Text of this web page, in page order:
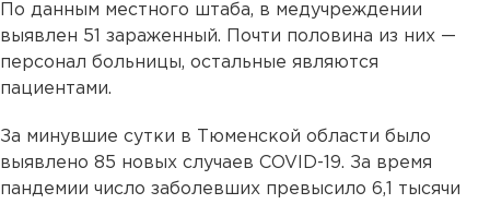
По данным местного штаба, в медучреждении
выявлен 51 зараженный. Почти половина из них —
персонал больницы, остальные являются
пациентами.
За минувшие сутки в Тюменской области было
выявлено 85 новых случаев COVID-19. За время
пандемии число заболевших превысило 6,1 тысячи